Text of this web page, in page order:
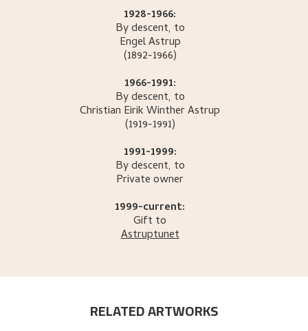
1928-1966:
By descent, to
EngelAstrup
(1892-1966)
1966-1991:
By descent, to
Christian Eirik WintherAstrup
(1919-1991)
1991-1999:
By descent, to
Private owner
1999-current:
Gift to
Astruptunet
RELATED ARTWORKS